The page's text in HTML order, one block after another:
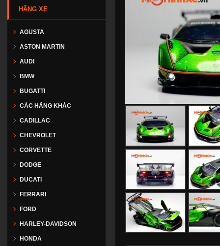
HÃNG XE
AGUSTA
ASTON MARTIN
AUDI
BMW
BUGATTI
CÁC HÃNG KHÁC
CADILLAC
CHEVROLET
CORVETTE
DODGE
DUCATI
FERRARI
FORD
HARLEY-DAVIDSON
HONDA